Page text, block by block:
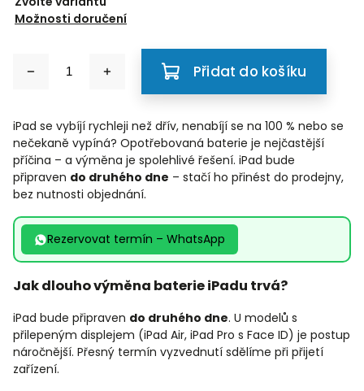
Možnosti doručení
Přidat do košíku
iPad se vybíjí rychleji než dřív, nenabíjí se na 100 % nebo se
nečekaně vypíná? Opotřebovaná baterie je nejčastější
příčina – a výměna je spolehlivé řešení. iPad bude
připraven do druhého dne – stačí ho přinést do prodejny,
bez nutnosti objednání.
Rezervovat termín – WhatsApp
Jak dlouho výměna baterie iPadu trvá?
iPad bude připraven do druhého dne. U modelů s
přilepeným displejem (iPad Air, iPad Pro s Face ID) je postup
náročnější. Přesný termín vyzvednutí sdělíme při přijetí
zařízení.